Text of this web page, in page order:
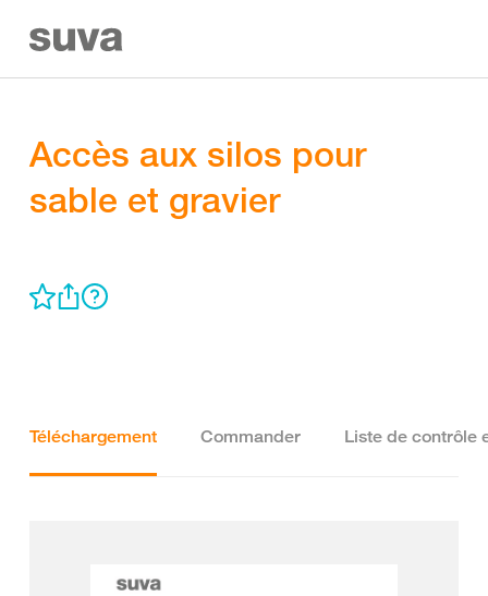
Accès aux silos pour
sable et gravier
Téléchargement Commander Liste de contrôle